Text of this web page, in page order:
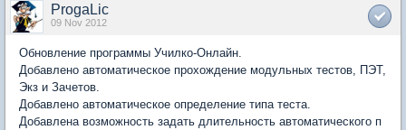
ProgaLic
09 Nov 2012
Обновление программы Училко-Онлайн.
Добавлено автоматическое прохождение модульных тестов, ПЭТ,
Экз и Зачетов.
Добавлено автоматическое определение типа теста.
Добавлена возможность задать длительность автоматического п